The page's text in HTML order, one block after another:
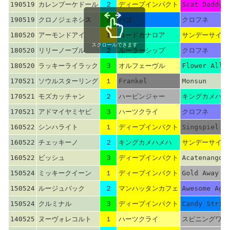
190519 カレンブーケドール ２ ディープインパクト
Scat Daddy
190519 クロノジェネシス ３ バゴ
クロフネ
180520 アーモンドアイ １ ロードカナロア
サンデーサイ
180520
リリーノーブル ２ ルーラーシップ
クロフネ
180520 ラッキーライラック ３ オルフェーヴル
Flower
170521
ソウルスターリング １ Frankel
Monsun
170521 モズカッチャン ２ ハービンジャー
キングカメハ
170521 アドマイヤミヤビ ３ ハーツクライ
クロフネ
160522 シンハライト １ ディープインパクト
Singspiel
160522 チェッキーノ ２ キングカメハメハ
サンデーサイ
160522
ビッシュ ３ ディープインパクト
Acatenango
150524
ミッキークイーン １ ディープインパクト
Gold Away
150524 ルージュバック ２ マンハッタンカフェ Awesome
150524 クルミナル ３ ディープインパクト
Candy
140525
ヌーヴォレコルト １ ハーツクライ スピニングワ
スクロールできます